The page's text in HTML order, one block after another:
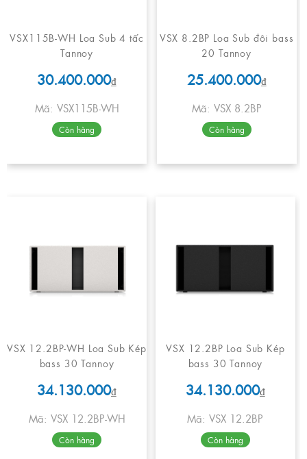
VSX115B-WH Loa Sub 4 tấc
Tannoy
30.400.000₫
Mã: VSX115B-WH
Còn hàng
VSX 8.2BP Loa Sub đôi bass
20 Tannoy
25.400.000₫
Mã: VSX 8.2BP
Còn hàng
VSX 12.2BP-WH Loa Sub Kép
bass 30 Tannoy
34.130.000₫
Mã: VSX 12.2BP-WH
Còn hàng
VSX 12.2BP Loa Sub Kép
bass 30 Tannoy
34.130.000₫
Mã: VSX 12.2BP
Còn hàng